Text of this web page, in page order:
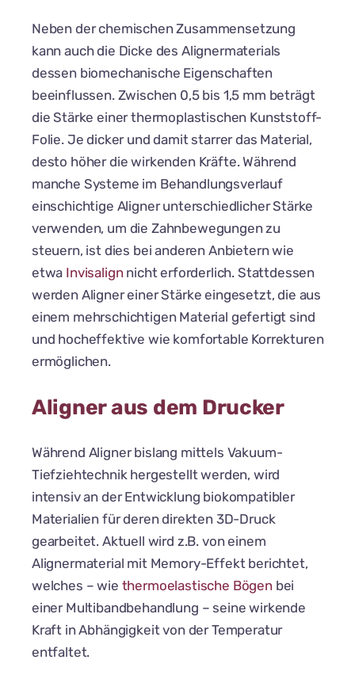
Neben der chemischen Zusammensetzung
kann auch die Dicke des Alignermaterials
dessen biomechanische Eigenschaften
beeinflussen. Zwischen 0,5 bis 1,5 mm beträgt
die Stärke einer thermoplastischen Kunststoff-
Folie. Je dicker und damit starrer das Material,
desto höher die wirkenden Kräfte. Während
manche Systeme im Behandlungsverlauf
einschichtige Aligner unterschiedlicher Stärke
verwenden, um die Zahnbewegungen zu
steuern, ist dies bei anderen Anbietern wie
etwa Invisalignnicht erforderlich. Stattdessen
werden Aligner einer Stärke eingesetzt, die aus
einem mehrschichtigen Material gefertigt sind
und hocheffektive wie komfortable Korrekturen
ermöglichen.
Aligner aus dem Drucker
Während Aligner bislang mittels Vakuum-
Tiefziehtechnik hergestellt werden, wird
intensiv an der Entwicklung biokompatibler
Materialien für deren direkten 3D-Druck
gearbeitet. Aktuell wird z.B. von einem
Alignermaterial mit Memory-Effekt berichtet,
welches – wie thermoelastische Bögenbei
einer Multibandbehandlung – seine wirkende
Kraft in Abhängigkeit von der Temperatur
entfaltet.